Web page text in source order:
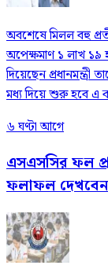
অবশেষে মিলল বহু
অপেক্ষমাণ ১ লাখ ১৯
দিয়েছেন
মধ্য দিয়ে শুরু হবে এ
৬ ঘণ্টা আগে
এসএসসির ফল
ফলাফল দেখবেন